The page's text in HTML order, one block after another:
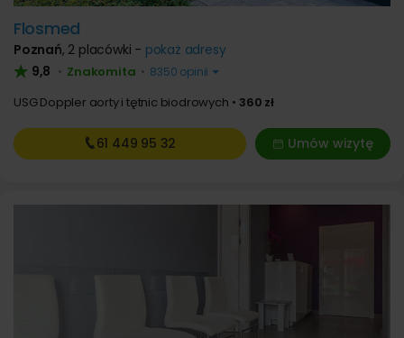
Flosmed
Poznań, 2 placówki - pokaż adresy
9,8 • Znakomita • 8350 opinii
USG Doppler aorty i tętnic biodrowych 360 zł
Umów wizytę
61 449 95 32